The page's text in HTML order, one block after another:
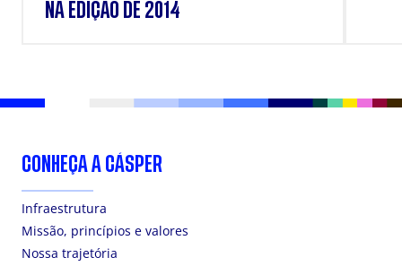
NA EDIÇÃO DE 2014
CONHEÇA A CÁSPER
Infraestrutura
Missão, princípios e valores
Nossa trajetória